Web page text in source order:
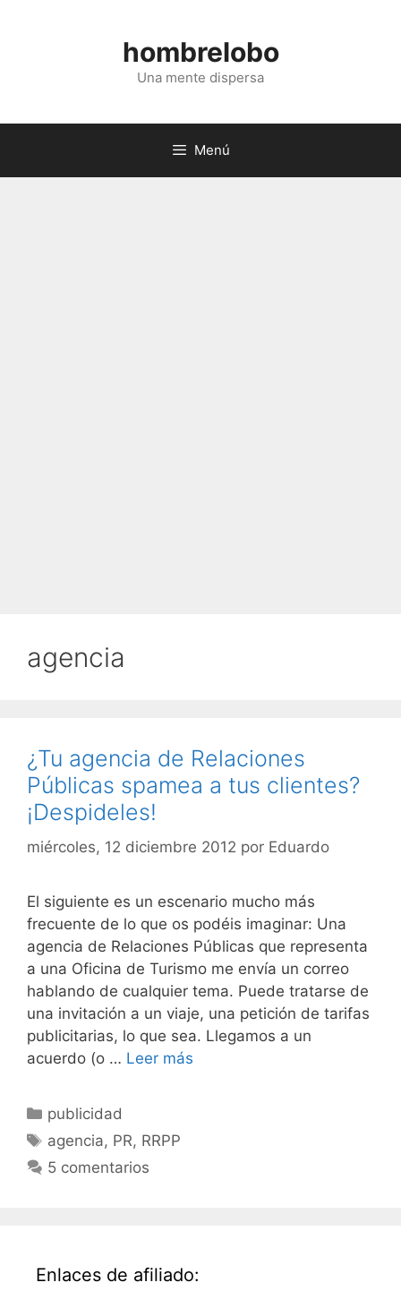
hombrelobo
Una mente dispersa
Menú
agencia
¿Tu agencia de Relaciones
Públicas spamea a tus clientes?
¡Despideles!
miércoles, 12 diciembre 2012 por Eduardo
El siguiente es un escenario mucho más
frecuente de lo que os podéis imaginar: Una
agencia de Relaciones Públicas que representa
a una Oficina de Turismo me envía un correo
hablando de cualquier tema. Puede tratarse de
una invitación a un viaje, una petición de tarifas
publicitarias, lo que sea. Llegamos a un
acuerdo (o … Leer más
Categorías
publicidad
Etiquetas
agencia, PR, RRPP
5 comentarios
Enlaces de afiliado: